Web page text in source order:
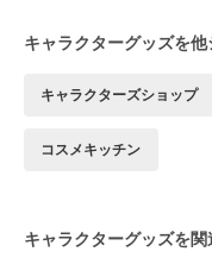
キャラクターグッズを
キャラクターズショップ
コスメキッチン
キャラクターグッズを